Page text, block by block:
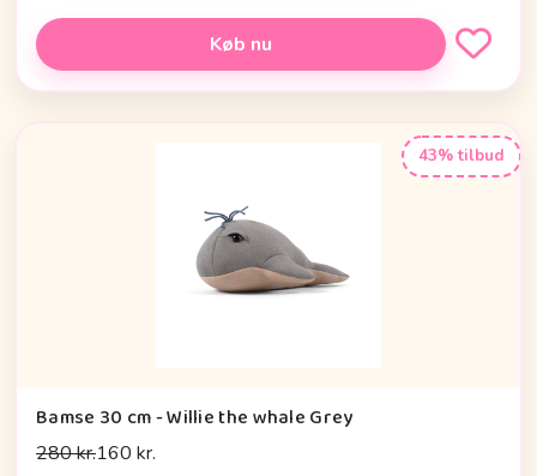
Køb nu
43% tilbud
Bamse 30 cm - Willie the whale Grey
280 kr.160 kr.